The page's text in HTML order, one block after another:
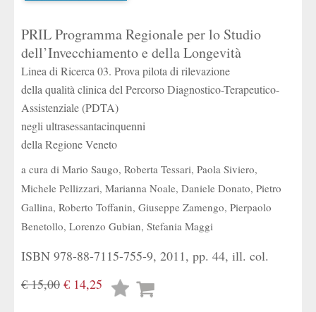
PRIL Programma Regionale per lo Studio
dell’Invecchiamento e della Longevità
Linea di Ricerca 03. Prova pilota di rilevazione
della qualità clinica del Percorso Diagnostico-Terapeutico-
Assistenziale (PDTA)
negli ultrasessantacinquenni
della Regione Veneto
a cura di Mario Saugo, Roberta Tessari, Paola Siviero,
Michele Pellizzari, Marianna Noale, Daniele Donato, Pietro
Gallina, Roberto Toffanin, Giuseppe Zamengo, Pierpaolo
Benetollo, Lorenzo Gubian, Stefania Maggi
ISBN 978-88-7115-755-9, 2011, pp. 44, ill. col.
€ 15,00 € 14,25
Lista